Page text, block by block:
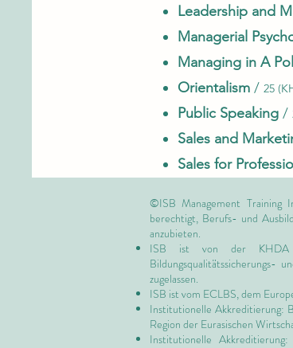
Leadership and
Managerial
Managing in A
Orientalism / 25
Public Speaking /
Sales and
Sales for
©ISB Management Training
berechtigt, Berufs- und
anzubieten.
ISB ist vonder KHDA
Bildungsqualitätssicherungs-
zugelassen.
ISB ist vom ECLBS, dem
Institutionelle Akkreditierung:
Region der Eurasischen
Institutionelle